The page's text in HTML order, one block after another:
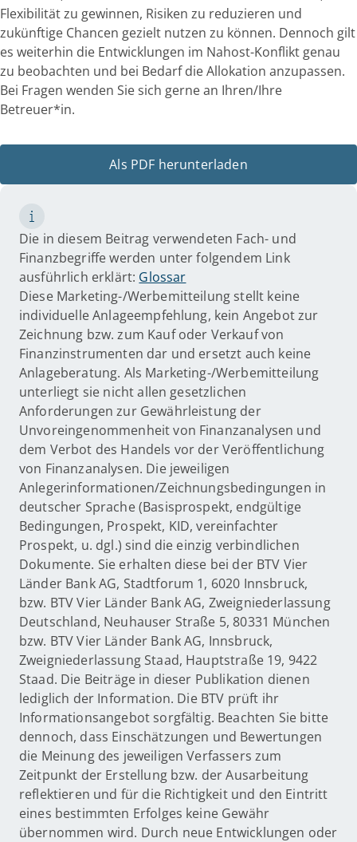
Flexibilität zu gewinnen, Risiken zu reduzieren und
zukünftige Chancen gezielt nutzen zu können. Dennoch gilt
es weiterhin die Entwicklungen im Nahost-Konflikt genau
zu beobachten und bei Bedarf die Allokation anzupassen.
Bei Fragen wenden Sie sich gerne an Ihren/Ihre
Betreuer*in.
Als PDF herunterladen
Die in diesem Beitrag verwendeten Fach- und
Finanzbegriffe werden unter folgendem Link
ausführlich erklärt: Glossar
Diese Marketing-/Werbemitteilung stellt keine
individuelle Anlageempfehlung, kein Angebot zur
Zeichnung bzw. zum Kauf oder Verkauf von
Finanzinstrumenten dar und ersetzt auch keine
Anlageberatung. Als Marketing-/Werbemitteilung
unterliegt sie nicht allen gesetzlichen
Anforderungen zur Gewährleistung der
Unvoreingenommenheit von Finanzanalysen und
dem Verbot des Handels vor der Veröffentlichung
von Finanzanalysen. Die jeweiligen
Anlegerinformationen/Zeichnungsbedingungen in
deutscher Sprache (Basisprospekt, endgültige
Bedingungen, Prospekt, KID, vereinfachter
Prospekt, u. dgl.) sind die einzig verbindlichen
Dokumente. Sie erhalten diese bei der BTV Vier
Länder Bank AG, Stadtforum 1, 6020 Innsbruck,
bzw. BTV Vier Länder Bank AG, Zweigniederlassung
Deutschland, Neuhauser Straße 5, 80331 München
bzw. BTV Vier Länder Bank AG, Innsbruck,
Zweigniederlassung Staad, Hauptstraße 19, 9422
Staad. Die Beiträge in dieser Publikation dienen
lediglich der Information. Die BTV prüft ihr
Informationsangebot sorgfältig. Beachten Sie bitte
dennoch, dass Einschätzungen und Bewertungen
die Meinung des jeweiligen Verfassers zum
Zeitpunkt der Erstellung bzw. der Ausarbeitung
reflektieren und für die Richtigkeit und den Eintritt
eines bestimmten Erfolges keine Gewähr
übernommen wird. Durch neue Entwicklungen oder